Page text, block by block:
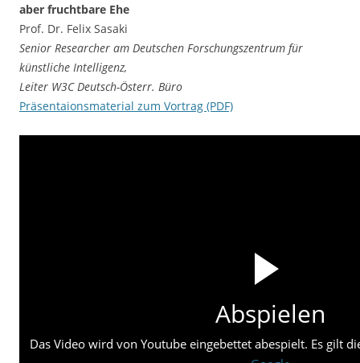
aber fruchtbare Ehe
Prof. Dr. Felix Sasaki
Senior Researcher am Deutschen Forschungszentrum für
künstliche Intelligenz,
Leiter W3C Deutsch-Österr. Büro
Präsentaionsmaterial zum Vortrag (PDF)
Abspielen
Das Video wird von Youtube eingebettet abespielt. Es gilt